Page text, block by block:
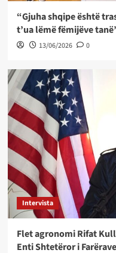
“Gjuha shqipe është
t’ua lëmë fëmijëve
13/06/2026 0
Intervista
Flet agronomi Rifat
Enti Shtetëror i